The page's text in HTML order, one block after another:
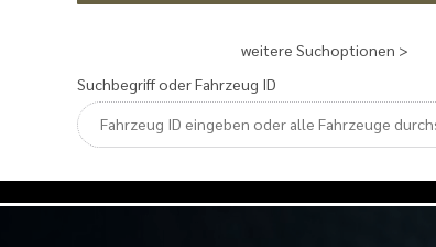
weitere Suchoptionen >
Suchbegriff oder Fahrzeug ID